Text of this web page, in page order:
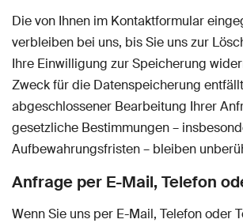
Die von Ihnen im Kontaktformular
verbleiben bei uns, bis Sie uns zur
Ihre Einwilligung zur Speicherung
Zweck für die Datenspeicherung
abgeschlossener Bearbeitung Ihrer
gesetzliche Bestimmungen –
Aufbewahrungsfristen – bleiben
Anfrage per E-Mail, Telefon
Wenn Sie uns per E-Mail, Telefon oder